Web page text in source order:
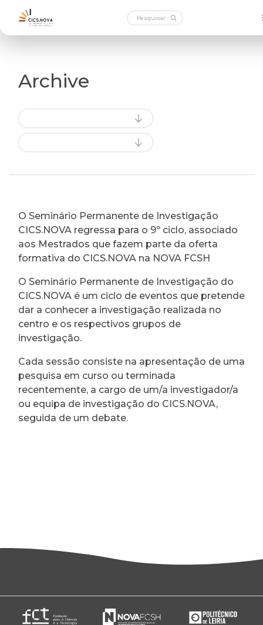
Archive
O Seminário Permanente de Investigação
CICS.NOVA regressa para o 9º ciclo, associado
aos Mestrados que fazem parte da oferta
formativa do CICS.NOVA na NOVA FCSH
O Seminário Permanente de Investigação do
CICS.NOVA é um ciclo de eventos que pretende
dar a conhecer a investigação realizada no
centro e os respectivos grupos de
investigação.
Cada sessão consiste na apresentação de uma
pesquisa em curso ou terminada
recentemente, a cargo de um/a investigador/a
ou equipa de investigação do CICS.NOVA,
seguida de um debate.